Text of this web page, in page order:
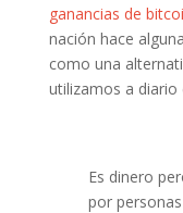
ganancias de
nación hace
como una
utilizamos a diario
Es dinero
por